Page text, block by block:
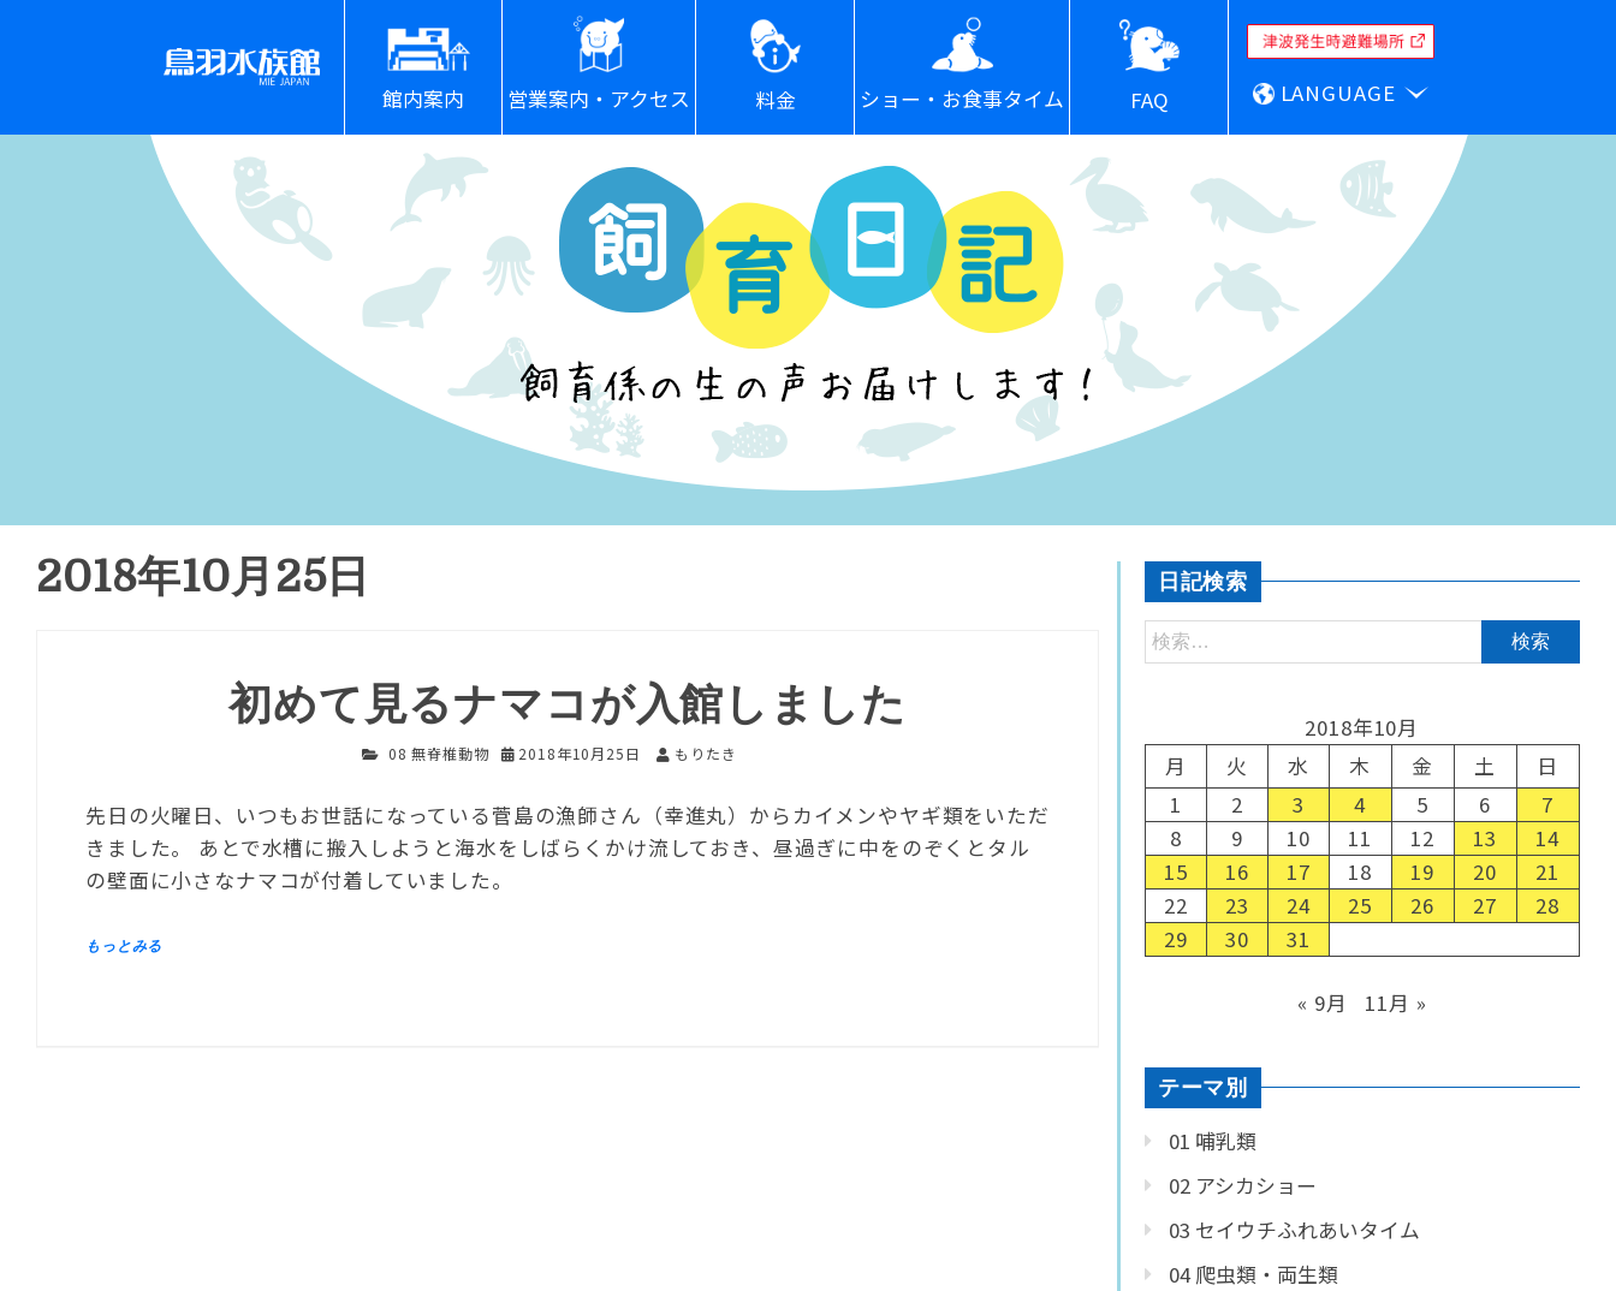
館内案内 営業案内・アクセス 料金 ショー・お食事タイム FAQ LANGUAGE
2018年10月25日
初めて見るナマコが入館しました
08 無脊椎動物 2018年10月25日 もりたき
先日の火曜日、いつもお世話になっている菅島の漁師さん（幸進丸）からカイメンやヤギ類をいただ
きました。 あとで水槽に搬入しようと海水をしばらくかけ流しておき、昼過ぎに中をのぞくとタル
の壁面に小さなナマコが付着していました。
日記検索
2018年10月
月
火 水 木 金 土
日
1
2 3 4 5 6
7
8
9 10 11 12 13
14
15
16 17 18 19 20
21
22
23 24 25 26 27
28
29
30 31
« 9月 11月 »
テーマ別
01 哺乳類
02 アシカショー
03 セイウチふれあいタイム
04 爬虫類・両生類